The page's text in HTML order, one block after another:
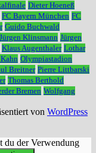
Dieter Hoeneß
FC Bayern München FC
Guido Buchwald
Jürgen Klinsmann Jürgen
Klaus Augenthaler Lothar
Olympiastadion
Breitner Pierre Littbarski
Thomas Berthold
Bremen Wolfgang
von WordPress
du der Verwendung